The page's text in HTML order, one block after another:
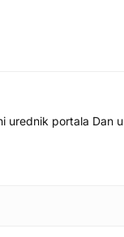
urednik portala Dan u